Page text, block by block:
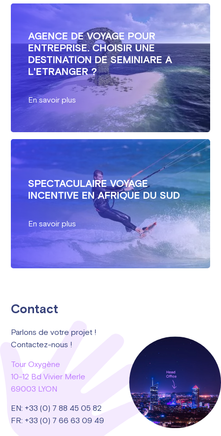
AGENCE DE VOYAGE POUR
ENTREPRISE. CHOISIR UNE
DESTINATION DE SEMINIARE A
L'ETRANGER ?
En savoir plus
SPECTACULAIRE VOYAGE
INCENTIVE EN AFRIQUE DU SUD
En savoir plus
Contact
Parlons de votre projet !
Contactez-nous !
Tour Oxygène
10-12 Bd Vivier Merle
69003 LYON
EN: +33 (0) 7 88 45 05 82
FR: +33 (0) 7 66 63 09 49